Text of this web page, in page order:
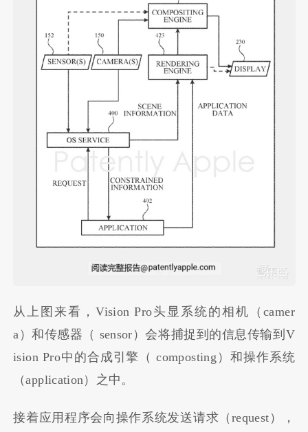
从上图来看，Vision Pro头显系统的相机（camer
a）和传感器（ sensor）会将捕捉到的信息传输到V
ision Pro中的合成引擎（ composting）和操作系统
（application）之中。
接着应用程序会向操作系统发送请求（request），